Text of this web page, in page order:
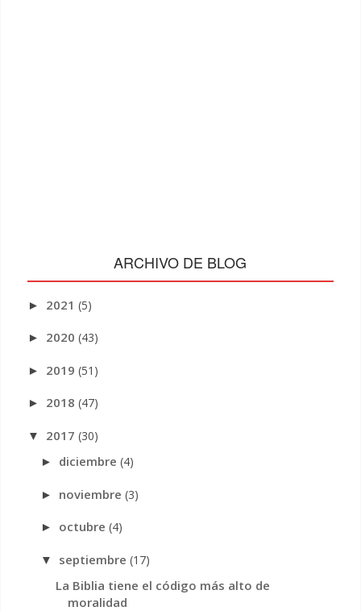
ARCHIVO DE BLOG
► 2021 (5)
► 2020 (43)
► 2019 (51)
► 2018 (47)
▼ 2017 (30)
► diciembre(4)
► noviembre(3)
► octubre(4)
▼ septiembre(17)
La Biblia tiene el código más alto de
moralidad